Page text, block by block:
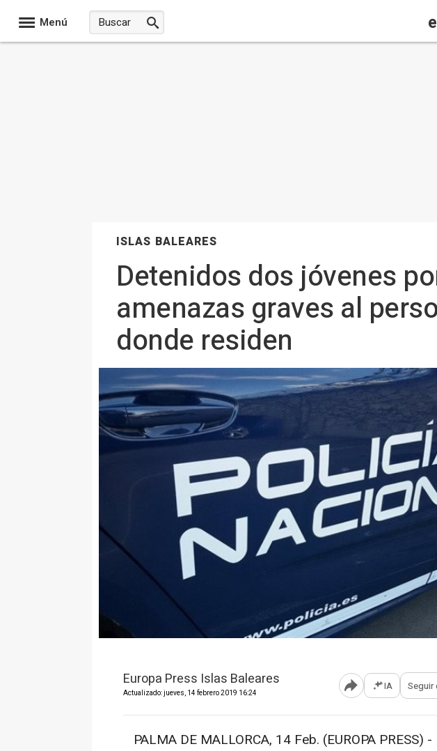
Menú
ISLAS BALEARES
Detenidos dos jóvenes
amenazas graves al
donde residen
Europa Press Islas Baleares
Actualizado: jueves, 14 febrero 2019 16:24 Abrir opciones para
IA Seguir
PALMA DE MALLORCA, 14 Feb. (EUROPA PRESS) -